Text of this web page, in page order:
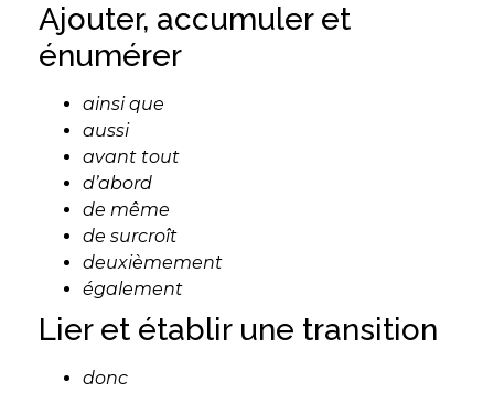
Ajouter, accumuler et
énumérer
ainsi que
aussi
avant tout
d’abord
de même
de surcroît
deuxièmement
également
Lier et établir une transition
donc